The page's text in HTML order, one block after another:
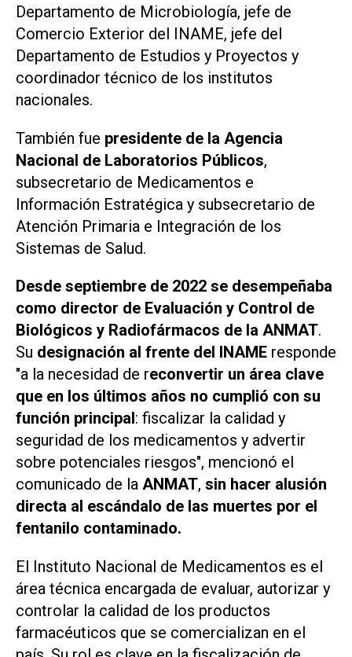
Departamento de Microbiología, jefe de
Comercio Exterior del INAME, jefe del
Departamento de Estudios y Proyectos y
coordinador técnico de los institutos
nacionales.
También fue presidente de la Agencia
Nacional de Laboratorios Públicos,
subsecretario de Medicamentos e
Información Estratégica y subsecretario de
Atención Primaria e Integración de los
Sistemas de Salud.
Desde septiembre de 2022 se desempeñaba
como director de Evaluación y Control de
Biológicos y Radiofármacos de la ANMAT.
Su designación al frente del INAME responde
"a la necesidad de reconvertir un área clave
que en los últimos años no cumplió con su
función principal : fiscalizar la calidad y
seguridad de los medicamentos y advertir
sobre potenciales riesgos", mencionó el
comunicado de la ANMAT, sin hacer alusión
directa al escándalo de las muertes por el
fentanilo contaminado.
El Instituto Nacional de Medicamentos es el
área técnica encargada de evaluar, autorizar y
controlar la calidad de los productos
farmacéuticos que se comercializan en el